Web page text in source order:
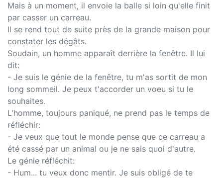
Mais à un moment, il envoie la balle si loin qu'elle finit
par casser un carreau.
Il se rend tout de suite près de la grande maison pour
constater les dégâts.
Soudain, un homme apparaît derrière la fenêtre. Il lui
dit:
- Je suis le génie de la fenêtre, tu m'as sortit de mon
long sommeil. Je peux t'accorder un voeu si tu le
souhaites.
L'homme, toujours paniqué, ne prend pas le temps de
réfléchir:
- Je veux que tout le monde pense que ce carreau a
été cassé par un animal ou je ne sais quoi d'autre.
Le génie réfléchit:
- Hum... tu veux donc mentir. Je suis obligé de te